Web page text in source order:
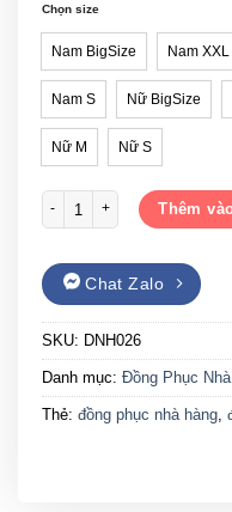
Chọn size
Nam BigSize Nam XXL
Nam S Nữ BigSize
Nữ M Nữ S
Đồng phục nhà hàng Gạo
Thêm
Chat Zalo
SKU: DNH026
Danh mục: Đồng Phục
Thẻ: đồng phục nhà hàng,